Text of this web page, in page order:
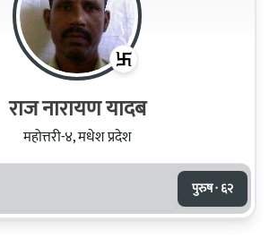
राज नारायण यादब
महोत्तरी-४, मधेश प्रदेश
पुरुष · ६२